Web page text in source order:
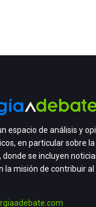
espacio de análisis y
en particular sobre
se incluyen
la misión de contribuir